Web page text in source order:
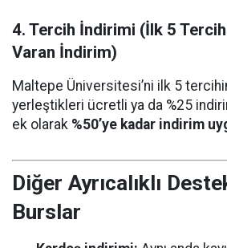
4. Tercih İndirimi (İlk 5
Varan İndirim)
Maltepe Üniversitesi’ni ilk 5
yerleştikleri ücretli ya da %25
ek olarak %50’ye kadar indirim
Diğer Ayrıcalıklı
Burslar